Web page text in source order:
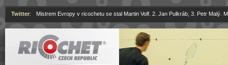
Ricochet
Twitter: Mistrem Evropy v ricochetu se stal Martin Volf. 2. Jan Pulkráb, 3. Petr Malý.